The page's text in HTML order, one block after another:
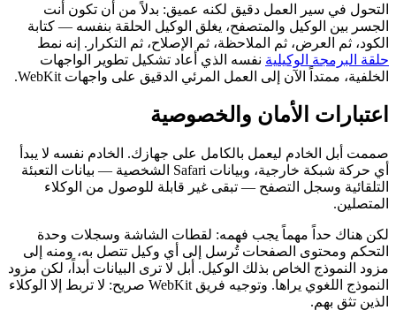
التحول في سير العمل دقيق لكنه عميق: بدلاً من أن تكون أنت
الجسر بين الوكيل والمتصفح، يغلق الوكيل الحلقة بنفسه — كتابة
الكود، ثم العرض، ثم الملاحظة، ثم الإصلاح، ثم التكرار. إنه نمط
حلقة البرمجة الوكيليةنفسه الذي أعاد تشكيل تطوير الواجهات
الخلفية، ممتداً الآن إلى العمل المرئي الدقيق على واجهات WebKit.
اعتبارات الأمان والخصوصية
صممت أبل الخادم ليعمل بالكامل على جهازك. الخادم نفسه لا يبدأ
أي حركة شبكة خارجية، وبيانات Safari الشخصية — بيانات التعبئة
التلقائية وسجل التصفح — تبقى غير قابلة للوصول من الوكلاء
المتصلين.
لكن هناك حداً مهماً يجب فهمه: لقطات الشاشة وسجلات وحدة
التحكم ومحتوى الصفحات تُرسل إلى أي وكيل تتصل به، ومنه إلى
مزود النموذج الخاص بذلك الوكيل. أبل لا ترى البيانات أبداً، لكن مزود
النموذج اللغوي يراها. وتوجيه فريق WebKit صريح: لا تربط إلا الوكلاء
الذين تثق بهم.